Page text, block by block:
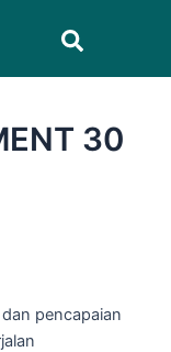
30
pencapaian